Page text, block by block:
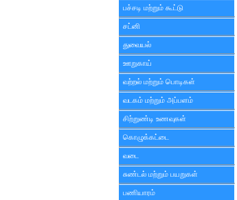
பச்சடி மற்றும் கூட்டு
சட்னி
துவையல்
ஊறுகாய்
வற்றல் மற்றும் பொடிகள்
வடகம் மற்றும் அப்பளம்
சிற்றுண்டி உணவுகள்
கொழுக்கட்டை
வடை
சுண்டல் மற்றும் பயறுகள்
பணியாரம்